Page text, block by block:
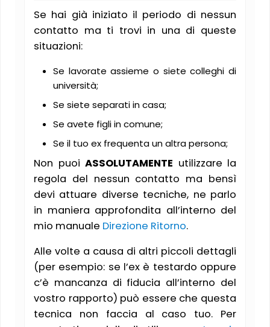
Se hai già iniziato il periodo di nessun
contatto ma ti trovi in una di queste
situazioni:
Se lavorate assieme o siete colleghi di
università;
Se siete separati in casa;
Se avete figli in comune;
Se il tuo ex frequenta un altra persona;
Non puoi ASSOLUTAMENTE utilizzare la
regola del nessun contatto ma bensì
devi attuare diverse tecniche, ne parlo
in maniera approfondita all’interno del
mio manuale Direzione Ritorno.
Alle volte a causa di altri piccoli dettagli
(per esempio: se l’ex è testardo oppure
c’è mancanza di fiducia all’interno del
vostro rapporto) può essere che questa
tecnica non faccia al caso tuo. Per